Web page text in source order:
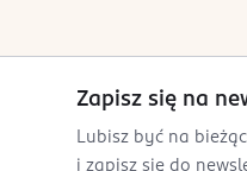
0 656497
Zapisz się na
Lubisz być na
i zapisz się do